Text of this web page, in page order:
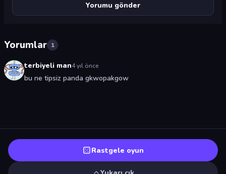
Yorumlar 1
terbiyeli man4 yıl önce
bu ne tipsiz panda gkwopakgow
Rastgele oyun